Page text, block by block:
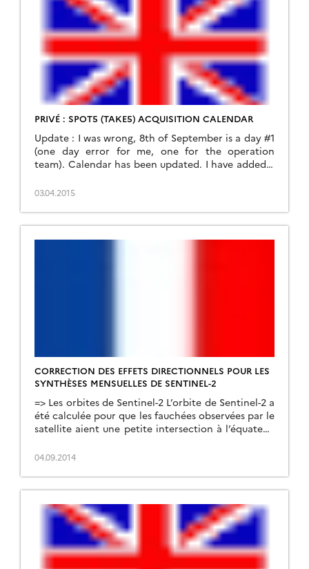
PRIVÉ : SPOT5 (TAKE5) ACQUISITION CALENDAR
Update : I was wrong, 8th of September is a day #1
(one day error for me, one for the operation
team). Calendar has been updated. I have added a
gives you the day number in the take5 cycle for
03.04.2015
CORRECTION DES EFFETS DIRECTIONNELS POUR LES
SYNTHÈSES MENSUELLES DE SENTINEL-2
=> Les orbites de Sentinel-2 L’orbite de Sentinel-2 a
été calculée pour que les fauchées observées par le
satellite aient une petite intersection à l’équateur.
rapidement lorsqu’on s’éloigne de l’équateur et
France (45 degrés), c’est quasiment la moitié des
[…]
04.09.2014